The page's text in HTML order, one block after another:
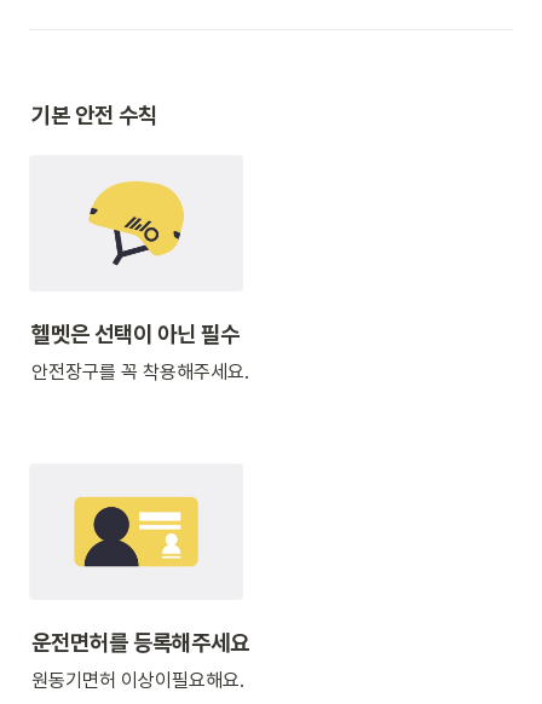
기본 안전 수칙
헬멧은 선택이 아닌 필수
안전장구를 꼭 착용해주세요.
운전면허를 등록해주세요
원동기면허 이상이필요해요.